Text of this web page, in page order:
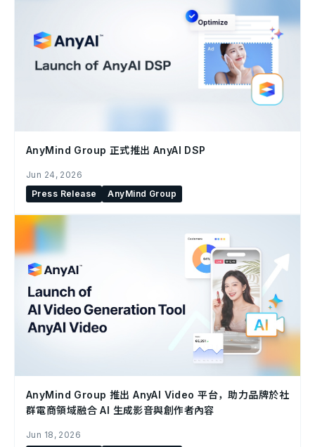
AnyMind Group 正式推出 AnyAI DSP
Jun 24, 2026
Press Release
AnyMind Group
AnyMind Group 推出 AnyAI Video 平台，助力品牌於社
群電商領域融合 AI 生成影音與創作者內容
Jun 18, 2026